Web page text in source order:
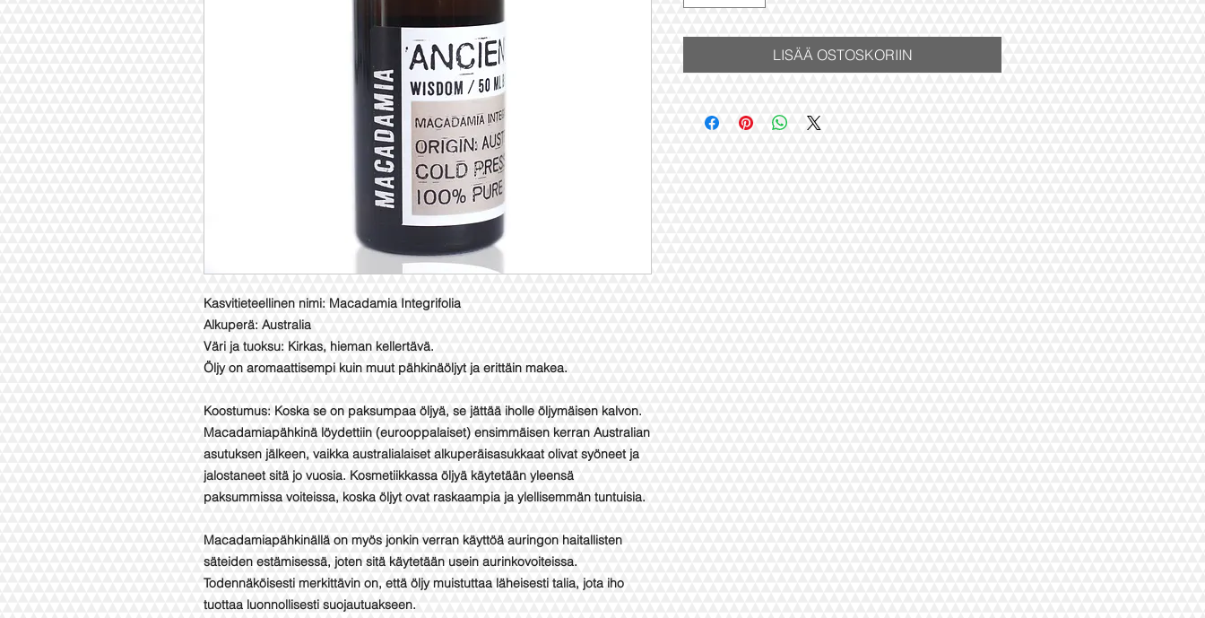
Kasvitieteellinen nimi: Macadamia Integrifolia
Alkuperä: Australia
Väri ja tuoksu: Kirkas, hieman kellertävä.
Öljy on aromaattisempi kuin muut pähkinäöljyt ja erittäin makea.
Koostumus: Koska se on paksumpaa öljyä, se jättää iholle öljymäisen kalvon.
Macadamiapähkinä löydettiin (eurooppalaiset) ensimmäisen kerran Australian
asutuksen jälkeen, vaikka australialaiset alkuperäisasukkaat olivat syöneet ja
jalostaneet sitä jo vuosia. Kosmetiikkassa öljyä käytetään yleensä
paksummissa voiteissa, koska öljyt ovat raskaampia ja ylellisemmän tuntuisia.
Macadamiapähkinällä on myös jonkin verran käyttöä auringon haitallisten
säteiden estämisessä, joten sitä käytetään usein aurinkovoiteissa.
Todennäköisesti merkittävin on, että öljy muistuttaa läheisesti talia, jota iho
tuottaa luonnollisesti suojautuakseen.
LISÄÄ OSTOSKORIIN